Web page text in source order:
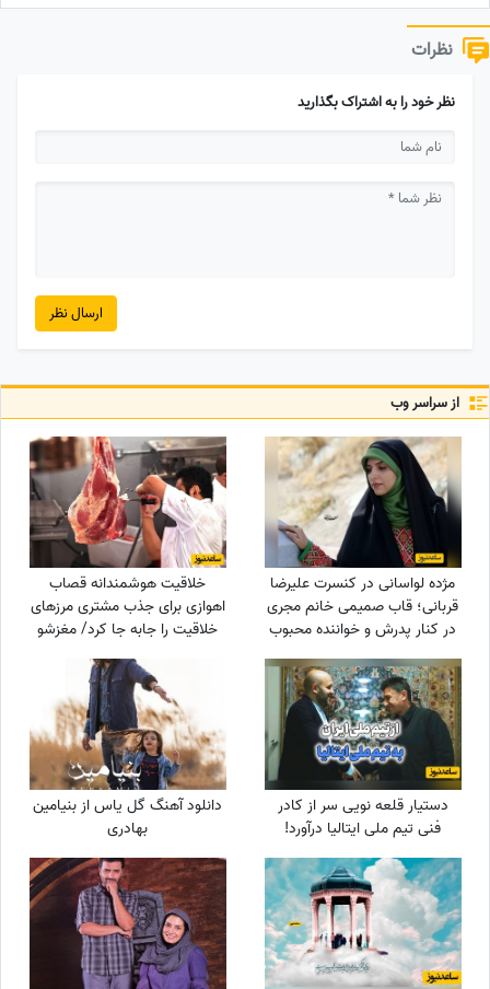
نظرات
نظر خود را به اشتراک بگذارید
ارسال نظر
از سراسر وب
مژده لواسانی در کنسرت علیرضا
قربانی؛ قاب صمیمی خانم مجری
در کنار پدرش و خواننده محبوب
خلاقیت هوشمندانه قصاب
اهوازی برای جذب مشتری مرزهای
خلاقیت را جابه جا کرد/ مغزشو
باید طلا گرفت +عکس
دستیار قلعه نویی سر از کادر
فنی تیم ملی ایتالیا درآورد!
دانلود آهنگ گل یاس از بنیامین
بهادری